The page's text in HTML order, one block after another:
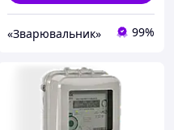
«Зварювальник» 99%